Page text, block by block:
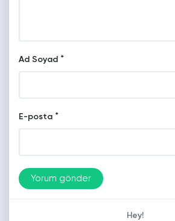
Ad Soyad *
E-posta *
Hey!